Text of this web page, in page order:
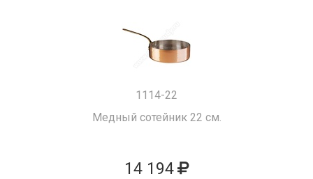
1114-22
Медный сотейник 22 см.
14 194